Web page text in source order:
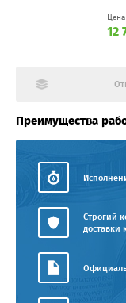
12
Преимущества
Строгий
доставки